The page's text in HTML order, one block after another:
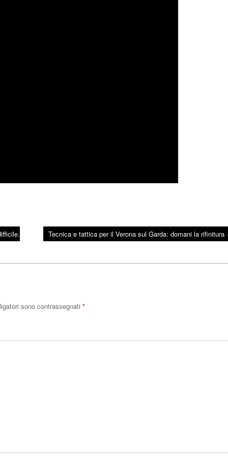
Tecnica e tattica per il Verona sul Garda: domani la rifinitura
sono contrassegnati *